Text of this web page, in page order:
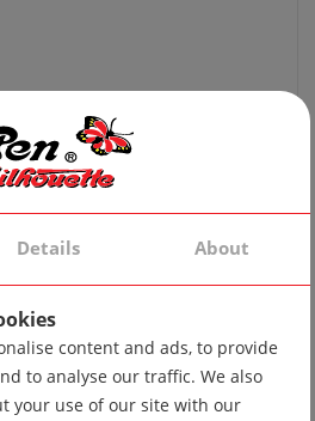
Products
Details About
content and ads, to provide
to analyse our traffic. We also
your use of our site with our